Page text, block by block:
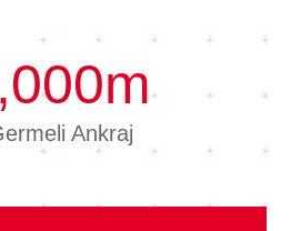
m
Ankraj